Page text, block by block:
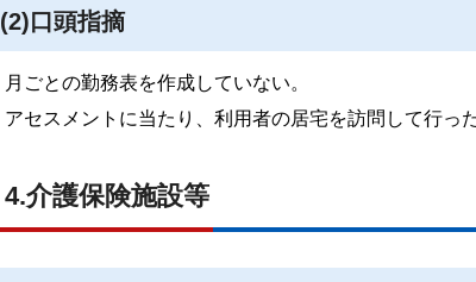
(2)口頭指摘
月ごとの勤務表を作成していない。
アセスメントに当たり、利用者の居宅を訪問して行っ
4.介護保険施設等